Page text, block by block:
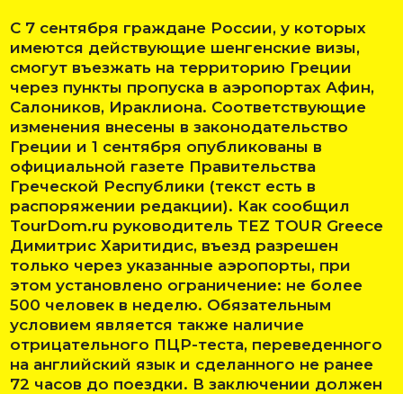
С 7 сентября граждане России, у которых
имеются действующие шенгенские визы,
смогут въезжать на территорию Греции
через пункты пропуска в аэропортах Афин,
Салоников, Ираклиона. Соответствующие
изменения внесены в законодательство
Греции и 1 сентября опубликованы в
официальной газете Правительства
Греческой Республики (текст есть в
распоряжении редакции). Как сообщил
TourDom.ru руководитель TEZ TOUR Greece
Димитрис Харитидис, въезд разрешен
только через указанные аэропорты, при
этом установлено ограничение: не более
500 человек в неделю. Обязательным
условием является также наличие
отрицательного ПЦР-теста, переведенного
на английский язык и сделанного не ранее
72 часов до поездки. В заключении должен